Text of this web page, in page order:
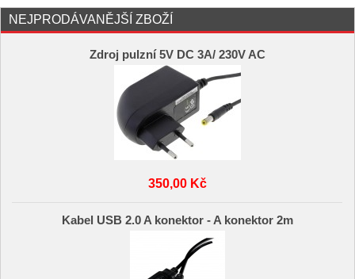
NEJPRODÁVANĚJŠÍ ZBOŽÍ
Zdroj pulzní 5V DC 3A/ 230V AC
350,00 Kč
Kabel USB 2.0 A konektor - A konektor 2m